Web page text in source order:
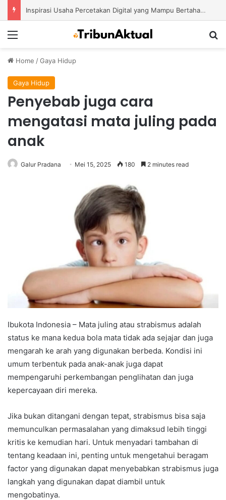
Inspirasi Usaha Percetakan Digital yang Mampu Bertahan di Tengah Perubahan Industri
Home /Gaya Hidup
Gaya Hidup
Penyebab juga cara
mengatasi mata juling pada
anak
Galur Pradana Mei 15, 2025 180 2 minutes read
Ibukota Indonesia – Mata juling atau strabismus adalah
status ke mana kedua bola mata tidak ada sejajar dan juga
mengarah ke arah yang digunakan berbeda. Kondisi ini
umum terbentuk pada anak-anak juga dapat
mempengaruhi perkembangan penglihatan dan juga
kepercayaan diri mereka.
Jika bukan ditangani dengan tepat, strabismus bisa saja
memunculkan permasalahan yang dimaksud lebih tinggi
kritis ke kemudian hari. Untuk menyadari tambahan di
tentang keadaan ini, penting untuk mengetahui beragam
factor yang digunakan dapat menyebabkan strabismus juga
langkah yang digunakan dapat diambil untuk
mengobatinya.